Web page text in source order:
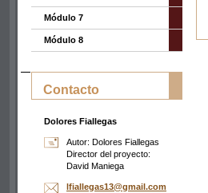
Módulo 7
Módulo 8
Contacto
Dolores Fiallegas
Autor: Dolores Fiallegas
Director del proyecto:
David Maniega
lfiallegas13@gmail.com